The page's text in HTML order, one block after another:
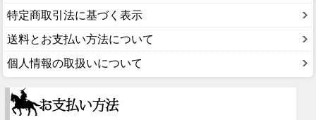
特定商取引法に基づく表示
送料とお支払い方法について
個人情報の取扱いについて